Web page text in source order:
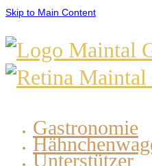
Skip to Main Content
Gastronomie
Unterstützer